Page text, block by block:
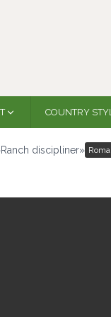
COUNTRY
Ranch discipliner»